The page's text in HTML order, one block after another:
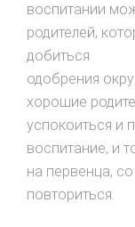
воспитании
родителей,
добиться
одобрения
хорошие
успокоиться и
воспитание, и
на первенца,
повториться.